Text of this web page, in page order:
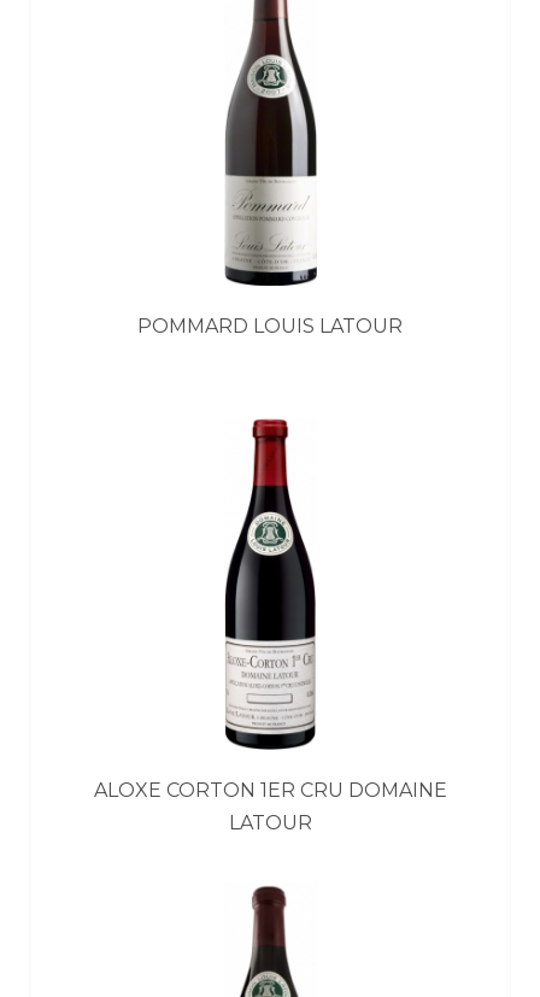
POMMARD LOUIS LATOUR
ALOXE CORTON 1ER CRU DOMAINE
LATOUR